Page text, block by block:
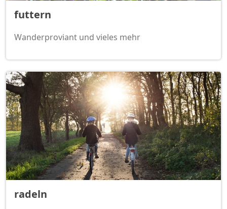
futtern
Wanderproviant und vieles mehr
radeln